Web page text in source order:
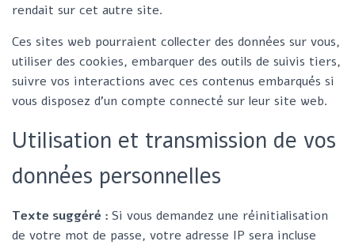
rendait sur cet autre site.
Ces sites web pourraient collecter des données sur vous,
utiliser des cookies, embarquer des outils de suivis tiers,
suivre vos interactions avec ces contenus embarqués si
vous disposez d’un compte connecté sur leur site web.
Utilisation et transmission de vos
données personnelles
Texte suggéré : Si vous demandez une réinitialisation
de votre mot de passe, votre adresse IP sera incluse